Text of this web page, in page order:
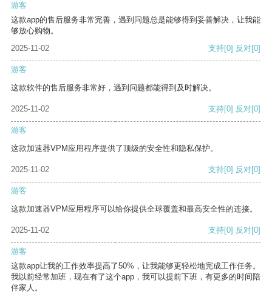
游客
这款app的售后服务非常完善，遇到问题总是能够得到妥善解决，让我能
够放心购物。
2025-11-02
支持[0] 反对[0]
游客
这款软件的售后服务非常好，遇到问题都能得到及时解决。
2025-11-02 支持[0] 反对[0]
游客
这款加速器VPM应用程序提供了顶级的安全性和隐私保护。
2025-11-02 支持[0] 反对[0]
游客
这款加速器VPM应用程序可以给你提供全球覆盖和最高安全性的连接。
2025-11-02 支持[0] 反对[0]
游客
这款app让我的工作效率提高了50%，让我能够更轻松地完成工作任务。
我以前经常加班，现在有了这个app，我可以提前下班，有更多的时间陪
伴家人。